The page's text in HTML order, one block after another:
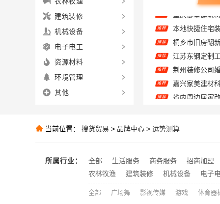
推荐
推荐
推荐
推荐
推荐
推荐
推荐
推荐
重庆御墅建筑
建筑装修
机械设备
电子电工
资源材料
环境管理
其他
当前位置： 搜货贸易 > 品牌中心 > 运势测算
所属行业： 全部 生活服务 商务服务
招商加盟
农林牧渔
建筑装修 机械设备 电子
全部 广场舞 影视传媒 游戏 体育器